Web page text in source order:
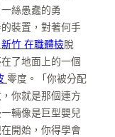
絲愚蠢的勇
裝置，對著何手
新竹 在職體檢脫
了地面上的一個
零度。「你被分配
你就是那個連方
輛像是巨型嬰兒
開始，你得學會